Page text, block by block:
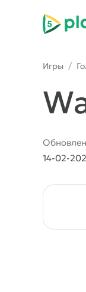
5play
Игры /
14-02-